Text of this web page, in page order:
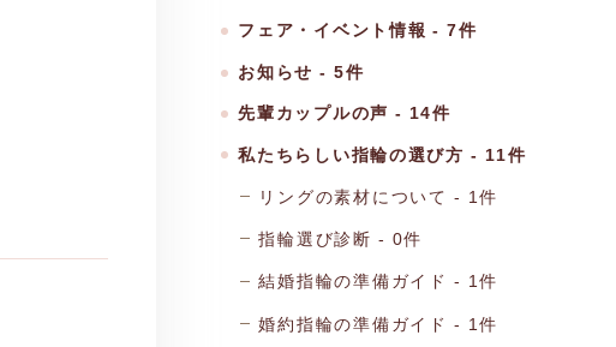
フェア・イベント情報 7件
お知らせ 5件
先輩カップルの声 14件
私たちらしい指輪の選び方 11件
リングの素材について 1件
指輪選び診断 0件
結婚指輪の準備ガイド 1件
婚約指輪の準備ガイド 1件